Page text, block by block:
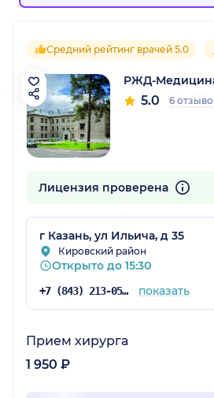
Средний рейтинг врачей 5.0
РЖД-
5.0 6
Лицензия проверена
г Казань, ул Ильича, д 35
Кировский район
Открыто до 15:30
+7 (843) 213-05-89 показать
Прием хирурга
1 950 ₽